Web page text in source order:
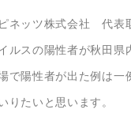
ネッツ株式会社 代表
ルスの陽性者が秋田
で陽性者が出た例は
りたいと思います。